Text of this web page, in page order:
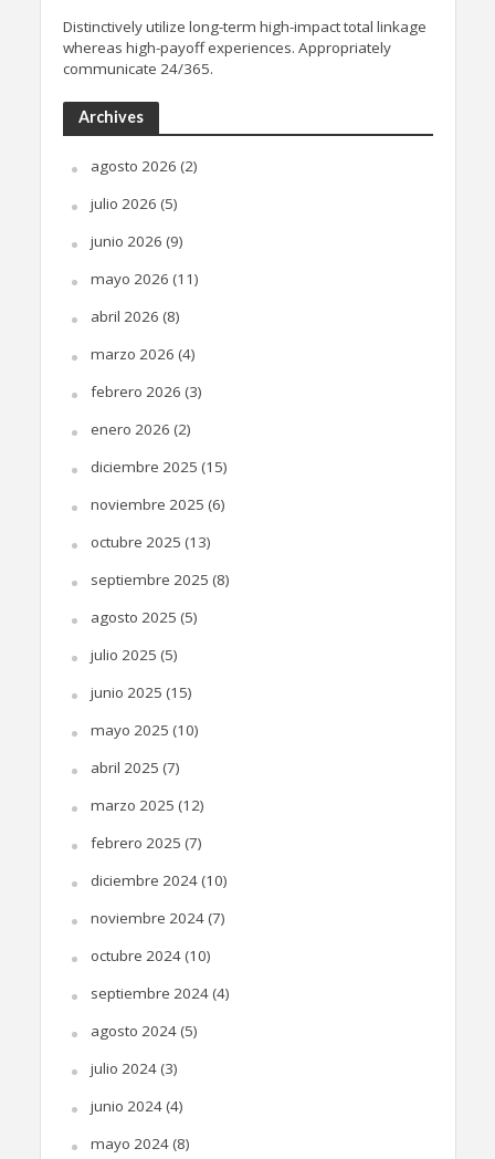
Distinctively utilize long-term high-impact total linkage
whereas high-payoff experiences. Appropriately
communicate 24/365.
Archives
agosto 2026 (2)
julio 2026 (5)
junio 2026 (9)
mayo 2026 (11)
abril 2026 (8)
marzo 2026 (4)
febrero 2026 (3)
enero 2026 (2)
diciembre 2025 (15)
noviembre 2025 (6)
octubre 2025 (13)
septiembre 2025 (8)
agosto 2025 (5)
julio 2025 (5)
junio 2025 (15)
mayo 2025 (10)
abril 2025 (7)
marzo 2025 (12)
febrero 2025 (7)
diciembre 2024(10)
noviembre 2024(7)
octubre 2024(10)
septiembre 2024(4)
agosto 2024(5)
julio 2024(3)
junio 2024(4)
mayo 2024(8)